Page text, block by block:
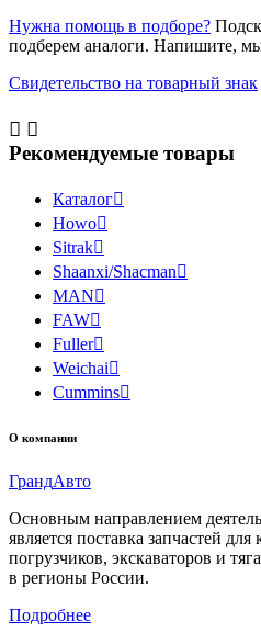
Нужна помощь в подборе?
подберем аналоги. Напишите,
Свидетельство на товарный знак
 
Рекомендуемые товары
Каталог
Howo
Sitrak
Shaanxi/Shacman
MAN
FAW
Fuller
Weichai
Cummins
О компании
ГрандАвто
Основным направлением
является поставка запчастей
погрузчиков, экскаваторов и
в регионы России.
Подробнее